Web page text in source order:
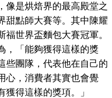
像是烘焙界的最高殿堂之
甜點師大賽等。其中陳耀
福世界盃麵包大賽冠軍。
，「能夠獲得這樣的獎
些團隊，代表他在自己的
心，消費者其實也會覺
得這樣的獎項。」